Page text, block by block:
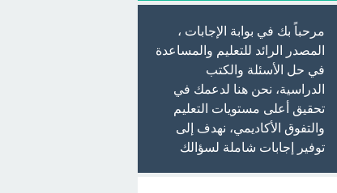
مرحباً بك في بوابة الإجابات ،
المصدر الرائد للتعليم والمساعدة
في حل الأسئلة والكتب
الدراسية، نحن هنا لدعمك في
تحقيق أعلى مستويات التعليم
والتفوق الأكاديمي، نهدف إلى
توفير إجابات شاملة لسؤالك